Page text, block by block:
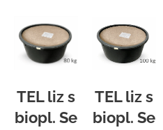
TEL liz s
biopl. Se
TEL liz s
biopl. Se